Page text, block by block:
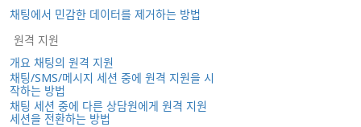
채팅에서 민감한 데이터를 제거하는 방법
원격 지원
개요 채팅의 원격 지원
채팅/SMS/메시지 세션 중에 원격 지원을 시
작하는 방법
채팅 세션 중에 다른 상담원에게 원격 지원
세션을 전환하는 방법